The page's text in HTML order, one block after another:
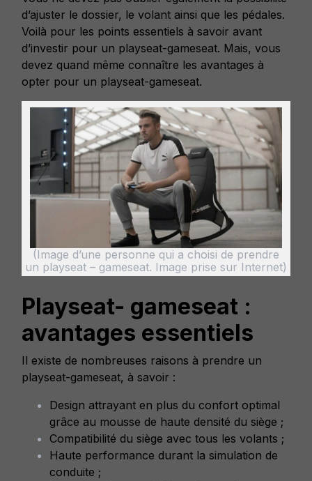
d’ajuster le dossier, le volant ainsi que les pédales.
Voilà pour les points essentiels à savoir avant
d’investir pour un playseat-gameseat. Mais, vous
devez quand même connaître les avantages à
opter pour un playseat-gameseat.
(Image d’une personne qui a choisi de prendre
un playseat – gameseat. Image prise sur Internet)
Playseat- gameseat :
avantages essentiels
Il existe de nombreuses raisons à prendre un
playseat-gameseat, à savoir :
Design attrayant en plus du confort optimal
grâce au mousse de haute densité du siège ;
Compatibilité du siège avec tous les volants ;
Haute performance durant la simulation de
conduite ;